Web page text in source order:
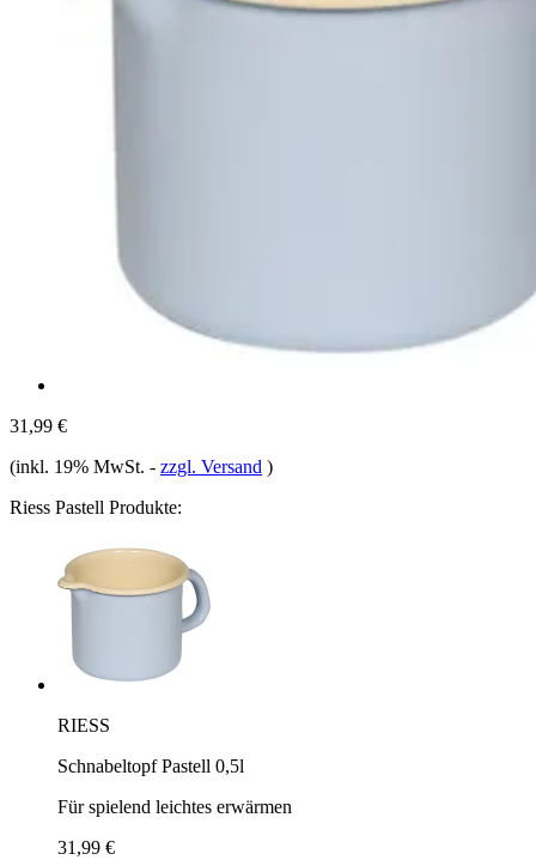
31,99 €
(inkl. 19% MwSt. - zzgl. Versand )
Riess Pastell Produkte:
RIESS
Schnabeltopf Pastell 0,5l
Für spielend leichtes erwärmen
31,99 €